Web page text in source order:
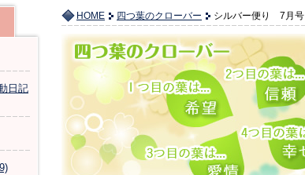
HOME 四つ葉のクローバー シルバー便り 7月号
日記